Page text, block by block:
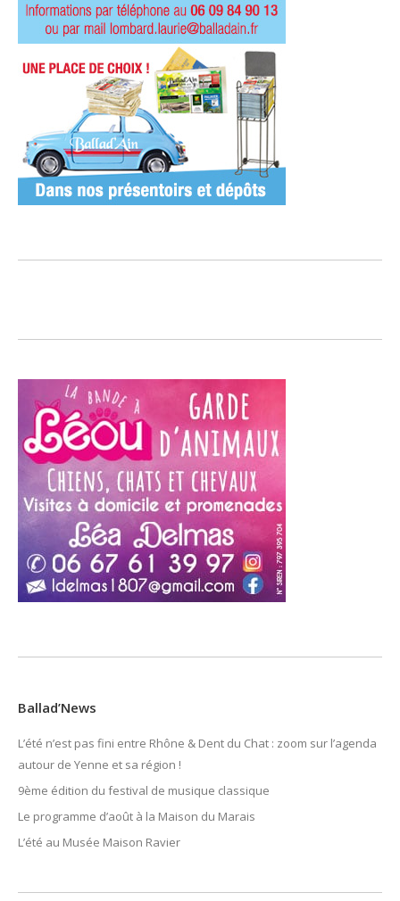
Ballad’News
L’été n’est pas fini entre Rhône & Dent du Chat : zoom sur l’agenda
autour de Yenne et sa région !
9ème édition du festival de musique classique
Le programme d’août à la Maison du Marais
L’été au Musée Maison Ravier